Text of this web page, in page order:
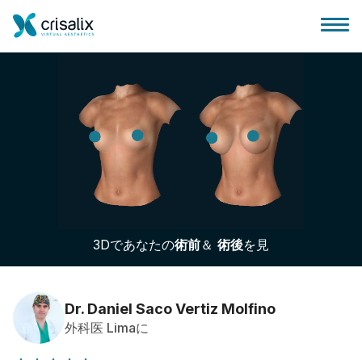
外科医ホーム
3Dビジネスプラットフォーム
サブスクリプションプラン
患者様のレビュー
3Dであなたの術前＆ 術後を見
Dr. Daniel Saco Vertiz Molfino
外科医 Limaに